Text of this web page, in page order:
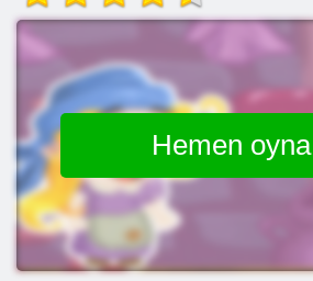
Hemen oyna